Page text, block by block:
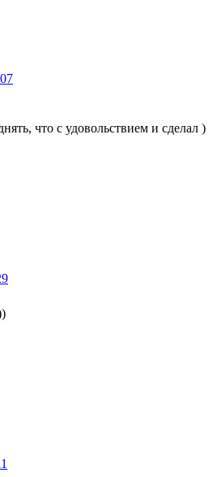
что с удовольствием и сделал )